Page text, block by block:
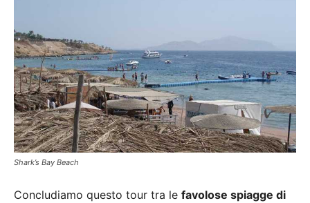
Shark’s Bay Beach
Concludiamo questo tour tra le favolose spiagge di